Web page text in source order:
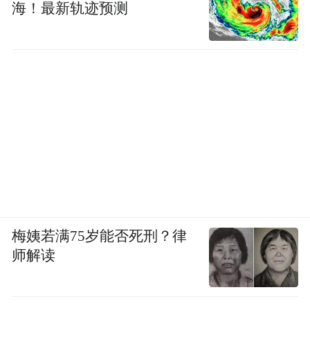
海！最新轨迹预测
梅姨若满75岁能否死刑？律
师解读